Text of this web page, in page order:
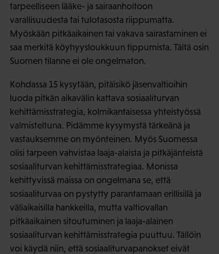
tarpeelliseen lääke- ja sairaanhoitoon
varallisuudesta tai tulotasosta riippumatta.
Myöskään pitkäaikainen tai vakava sairastaminen ei
saa merkitä köyhyysloukkuun tippumista. Tältä osin
Suomen tilanne ei ole ongelmaton.
Kohdassa 15 kysytään, pitäisikö jäsenvaltioihin
luoda pitkän aikavälin kattava sosiaaliturvan
kehittämisstrategia, kolmikantaisessa yhteistyössä
valmisteltuna. Pidämme kysymystä tärkeänä ja
vastauksemme on myönteinen. Myös Suomessa
olisi tarpeen vahvistaa laaja-alaista ja pitkäjänteistä
sosiaaliturvan kehittämisstrategiaa. Monissa
kehittyvissä maissa on ongelmana se, että
sosiaaliturvaa on pystytty parantamaan erillisillä ja
väliaikaisilla hankkeilla, mutta valtiovallan
pitkäaikainen sitoutuminen ja laaja-alainen
sosiaaliturvan kehittämisstrategia puuttuu. Tällöin
voi käydä niin, että sosiaaliturvapanokset eivät